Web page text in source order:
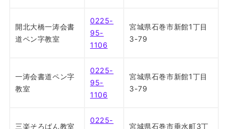
開北大橋一涛会書
道ペン字教室
0225-
95-
1106
宮城県石巻市新館1丁目
3-79
一涛会書道ペン字
教室
0225-
95-
1106
宮城県石巻市新館1丁目
3-79
三楽そろばん教室
0225-
宮城県石巻市垂水町3丁